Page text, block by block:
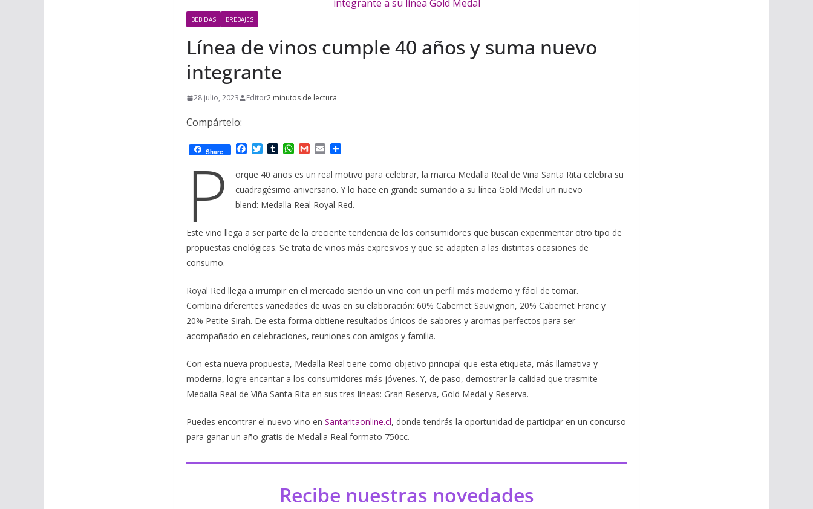
BEBIDAS BREBAJES
Línea de vinos cumple 40 años y suma nuevo
integrante
28 julio, 2023 Editor2 minutos de lectura
Compártelo:
Share
c
e
b
o
T
i
t
t
e
T
m
b
l
r
W
a
t
s
A
G
a
i
l
E
a
i
l
m
p
a
r
r
P
orque 40 años es un real motivo para celebrar, la marca Medalla Real de Viña Santa Rita celebra su
cuadragésimo aniversario. Y lo hace en grande sumando a su línea Gold Medal un nuevo
blend: Medalla Real Royal Red.
Este vino llega a ser parte de la creciente tendencia de los consumidores que buscan experimentar otro tipo de
propuestas enológicas. Se trata de vinos más expresivos y que se adapten a las distintas ocasiones de
consumo.
Royal Red llega a irrumpir en el mercado siendo un vino con un perfil más moderno y fácil de tomar.
Combina diferentes variedades de uvas en su elaboración: 60% Cabernet Sauvignon, 20% Cabernet Franc y
20% Petite Sirah. De esta forma obtiene resultados únicos de sabores y aromas perfectos para ser
acompañado en celebraciones, reuniones con amigos y familia.
Con esta nueva propuesta, Medalla Real tiene como objetivo principal que esta etiqueta, más llamativa y
moderna, logre encantar a los consumidores más jóvenes. Y, de paso, demostrar la calidad que trasmite
Medalla Real de Viña Santa Rita en sus tres líneas: Gran Reserva, Gold Medal y Reserva.
Puedes encontrar el nuevo vino en Santaritaonline.cl, donde tendrás la oportunidad de participar en un concurso
para ganar un año gratis de Medalla Real formato 750cc.
Recibe nuestras novedades